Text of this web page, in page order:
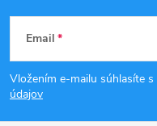
Z
á
p
Email
Vložením e-mailu súhlasíte s
údajov